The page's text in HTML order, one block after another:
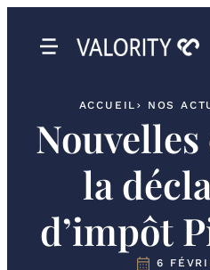
ACCUEIL NOS
Nouvelles
la
d’impôt
6